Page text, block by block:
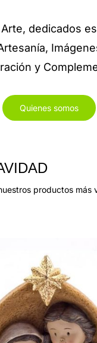
dedicados
y
Quienes somos
productos más